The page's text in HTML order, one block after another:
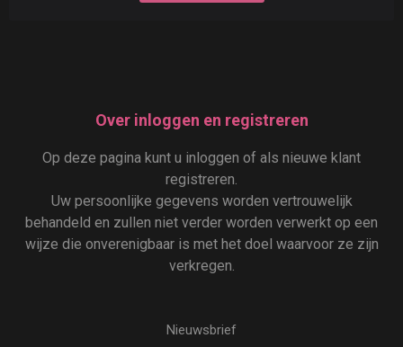
Over inloggen en registreren
Op deze pagina kunt u inloggen of als nieuwe klant
registreren.
Uw persoonlijke gegevens worden vertrouwelijk
behandeld en zullen niet verder worden verwerkt op een
wijze die onverenigbaar is met het doel waarvoor ze zijn
verkregen.
Nieuwsbrief